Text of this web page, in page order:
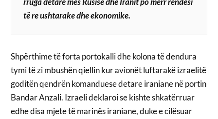
të re ushtarake dhe ekonomike.
Shpërthime të forta portokalli dhe kolona të dendura
tymi të zi mbushën qiellin kur avionët luftarakë izraelitë
goditën qendrën komanduese detare iraniane në portin
Bandar Anzali. Izraeli deklaroi se kishte shkatërruar
edhe disa mjete të marinës iraniane, duke e cilësuar